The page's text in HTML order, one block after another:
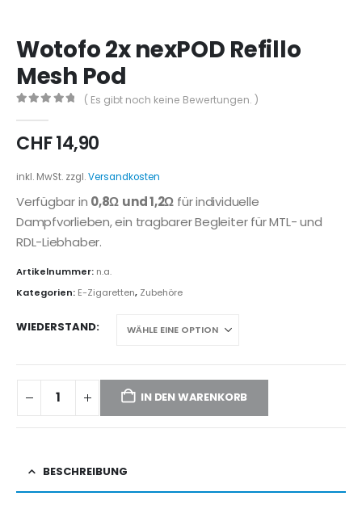
Wotofo 2x nexPOD Refillo
Mesh Pod
( Es gibt noch keine Bewertungen. )
CHF14,90
inkl. MwSt. zzgl.Versandkosten
Verfügbar in 0,8Ω und 1,2Ω für individuelle
Dampfvorlieben, ein tragbarer Begleiter für MTL- und
RDL-Liebhaber.
Artikelnummer: n.a.
Kategorien: E-Zigaretten, Zubehöre
WIEDERSTAND
IN DEN WARENKORB
BESCHREIBUNG